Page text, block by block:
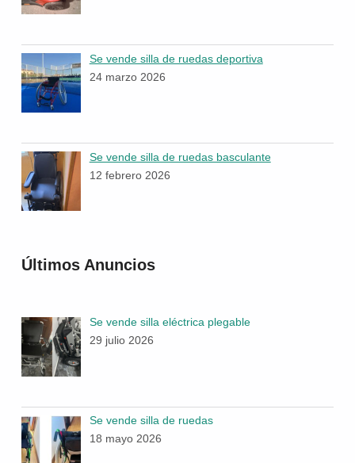
Se vende silla de ruedas deportiva
24 marzo 2026
Se vende silla de ruedas basculante
12 febrero 2026
Últimos Anuncios
Se vende silla eléctrica plegable
29 julio 2026
Se vende silla de ruedas
18 mayo 2026